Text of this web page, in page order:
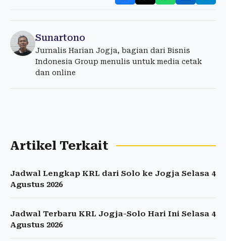
Sunartono
Jurnalis Harian Jogja, bagian dari Bisnis
Indonesia Group menulis untuk media cetak
dan online
Artikel Terkait
Jadwal Lengkap KRL dari Solo ke Jogja Selasa 4
Agustus 2026
Jadwal Terbaru KRL Jogja-Solo Hari Ini Selasa 4
Agustus 2026